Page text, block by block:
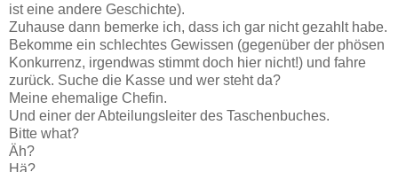
ist eine andere Geschichte).
Zuhause dann bemerke ich, dass ich gar nicht gezahlt habe.
Bekomme ein schlechtes Gewissen (gegenüber der phösen
Konkurrenz, irgendwas stimmt doch hier nicht!) und fahre
zurück. Suche die Kasse und wer steht da?
Meine ehemalige Chefin.
Und einer der Abteilungsleiter des Taschenbuches.
Bitte what?
Äh?
Hä?